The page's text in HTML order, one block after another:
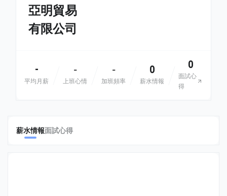
亞明貿易
有限公司
-
平均月薪
-
上班心情
-
加班頻率
0
薪水情報
0
面試心
得
薪水情報面試心得